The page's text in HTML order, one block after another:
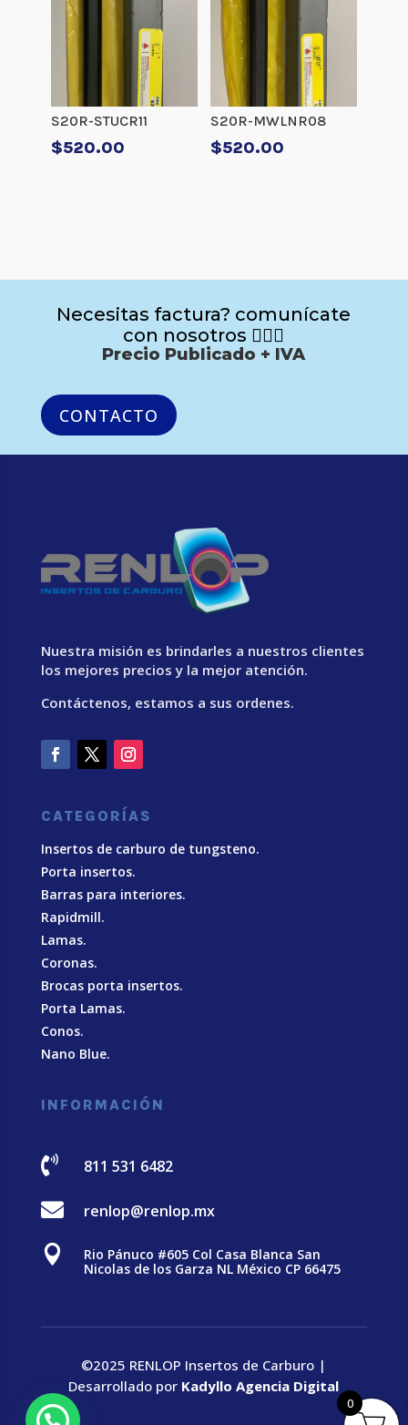
S20R-STUCR11
$520.00
S20R-MWLNR08
$520.00
Necesitas factura? comunícate
con nosotros 🙋🏻‍♂️
Precio Publicado + IVA
CONTACTO
Nuestra misión es brindarles a nuestros clientes
los mejores precios y la mejor atención.
Contáctenos, estamos a sus ordenes.
CATEGORÍAS
Insertos de carburo de tungsteno.
Porta insertos.
Barras para interiores.
Rapidmill.
Lamas.
Coronas.
Brocas porta insertos.
Porta Lamas.
Conos.
Nano Blue.
INFORMACIÓN
 811 531 6482
 renlop@renlop.mx

Rio Pánuco #605 Col Casa Blanca San
Nicolas de los Garza NL México CP 66475
©2025 RENLOP Insertos de Carburo |
Desarrollado por Kadyllo Agencia Digital
0